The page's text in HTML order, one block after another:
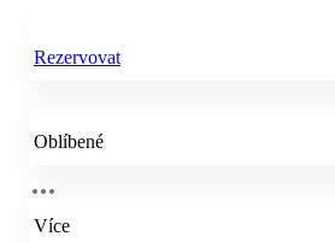
Rezervovat
Oblíbené
Více